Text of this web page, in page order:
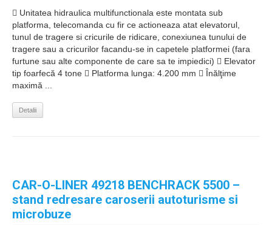
 Unitatea hidraulica multifunctionala este montata sub
platforma, telecomanda cu fir ce actioneaza atat elevatorul,
tunul de tragere si cricurile de ridicare, conexiunea tunului de
tragere sau a cricurilor facandu-se in capetele platformei (fara
furtune sau alte componente de care sa te impiedici)  Elevator
tip foarfecă 4 tone  Platforma lunga: 4.200 mm  Înălţime
maximă ...
Detalii
CAR-O-LINER 49218 BENCHRACK 5500 –
stand redresare caroserii autoturisme si
microbuze